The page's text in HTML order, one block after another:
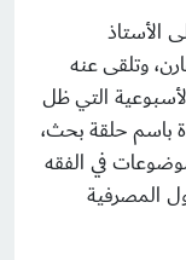
الأستاذ
وتلقى عنه
التي ظل
باسم حلقة بحث،
في الفقه
المصرفية